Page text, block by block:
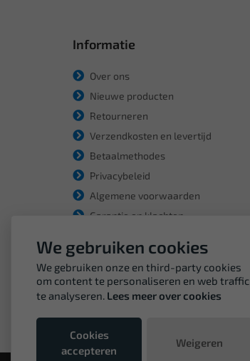
Informatie
Over ons
Nieuwe producten
Retourneren
Verzendkosten en levertijd
Betaalmethodes
Privacybeleid
Algemene voorwaarden
Garantie en klachten
We gebruiken cookies
We gebruiken onze en third-party cookies
om content te personaliseren en web traffic
te analyseren. Lees meer over cookies
Cookies
accepteren
Weigeren